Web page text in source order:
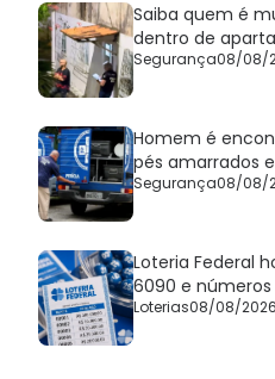
Saiba quem é
dentro de
Segurança08/08/
Homem é
pés amarrados
Segurança08/08/
Loteria Federal
6090 e
Loterias08/08/2026